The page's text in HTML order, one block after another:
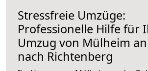
Stressfreie Umzüge:
Professionelle Hilfe für
Umzug von Mülheim
nach Richtenberg